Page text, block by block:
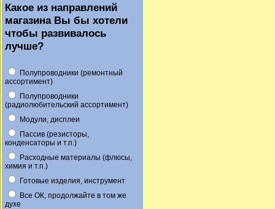
Какое из направлений
магазина Вы бы хотели
чтобы развивалось
лучше?
Полупроводники (ремонтный
ассортимент)
Полупроводники
(радиолюбительский ассортимент)
Модули, дисплеи
Пассив (резисторы,
конденсаторы и т.п.)
Расходные материалы (флюсы,
химия и т.п.)
Готовые изделия, инструмент
Все ОК, продолжайте в том же
духе